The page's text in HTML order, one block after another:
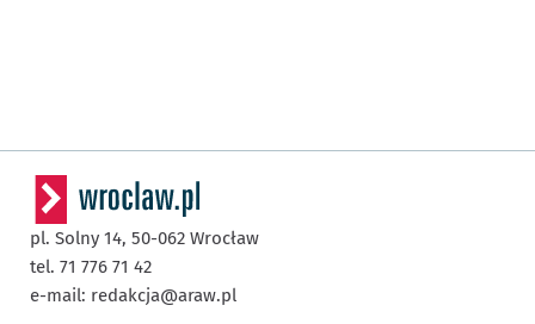
pl. Solny 14, 50-062 Wrocław
tel. 71 776 71 42
e-mail: redakcja@araw.pl